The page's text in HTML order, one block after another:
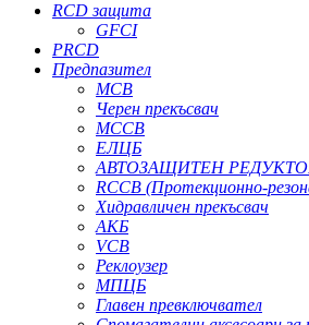
RCD защита
GFCI
PRCD
Предпазител
MCB
Черен прекъсвач
MCCB
ЕЛЦБ
АВТОЗАЩИТЕН
RCCB (Протекционно-
Хидравличен прекъсвач
АКБ
VCB
Реклоузер
МПЦБ
Главен превключвател